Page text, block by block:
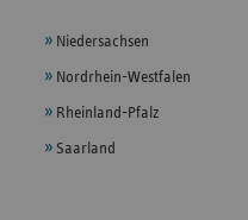
Niedersachsen
Nordrhein-Westfalen
Rheinland-Pfalz
Saarland